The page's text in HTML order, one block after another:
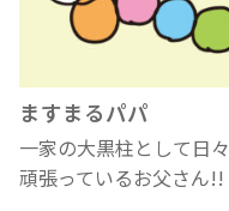
ますまるパパ
一家の大黒柱として日々
頑張っているお父さん!!